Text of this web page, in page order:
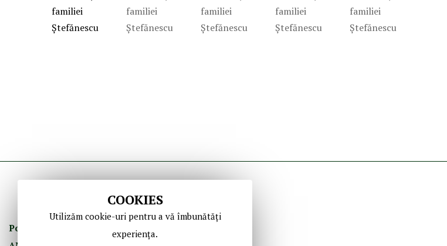
COOKIES
Utilizăm cookie-uri pentru a vă îmbunătăți
experiența.
Politica de Confidenţ